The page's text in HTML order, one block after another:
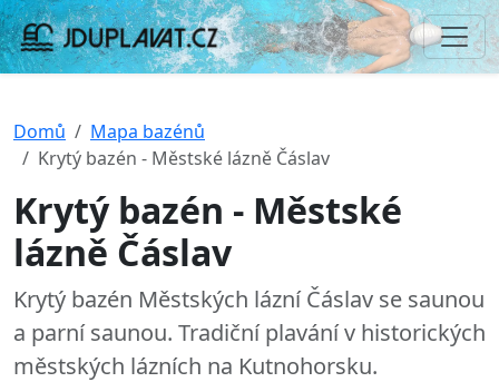
Domů
Mapa bazénů
Krytý bazén - Městské lázně Čáslav
Krytý bazén - Městské
lázně Čáslav
Krytý bazén Městských lázní Čáslav se saunou
a parní saunou. Tradiční plavání v historických
městských lázních na Kutnohorsku.